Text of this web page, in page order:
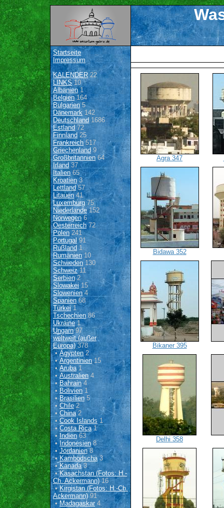
Startseite
Impressum
KALENDER22
LINKS10
Albanien1
Belgien164
Bulgarien 5
Dänemark142
Deutschland 1686
Estland 72
Finnland 25
Frankreich517
Griechenland9
Großbritannien64
Irland 37
Italien65
Kroatien3
Lettland57
Litauen41
Luxemburg 75
Niederlande152
Norwegen6
Oesterreich72
Polen 241
Portugal91
Rußland 1
Rumänien10
Schweden 130
Schweiz11
Serbien2
Slowakei15
Slowenien4
Spanien68
Türkei1
Tschechien 86
Ukraine1
Ungarn97
weltweit (außer
Europa)378
•Ägypten2
•Argentinien15
•Aruba1
•Australien 4
•Bahrain4
• Bolivien 1
•Brasilien 5
•Chile2
• China2
• Cook Islands 1
•Costa Rica1
• Indien63
•Indonesien 8
•Jordanien8
•Kambodscha3
•Kanada3
•Kasachstan (Fotos: H.-
Ch. Ackermann)16
•Kirgistan (Fotos: H.-Ch.
Ackermann) 91
•Madagaskar 4
Agra 347
Bidawa 352
Bikaner 395
Delhi 358